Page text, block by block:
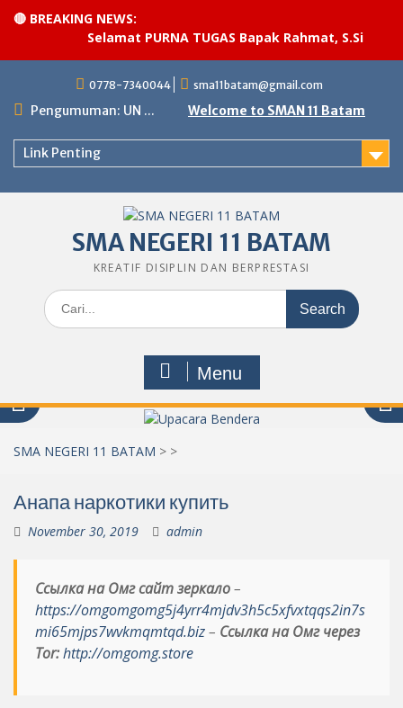
🔴 BREAKING NEWS:
Selamat PURNA TUGAS Bapak Rahmat, S.Si
content
0778-7340044 sma11batam@gmail.com
Pengumuman: UN ... Welcome to SMAN 11 Batam
Link Penting
SMA NEGERI 11 BATAM
KREATIF DISIPLIN DAN BERPRESTASI
Search
for:
Menu
SMA NEGERI 11 BATAM > >
Анапа наркотики купить
November 30, 2019 admin
Ссылка на Омг сайт зеркало–
https://omgomgomg5j4yrr4mjdv3h5c5xfvxtqqs2in7s
mi65mjps7wvkmqmtqd.biz– Ссылка на Омг через
Tor:http://omgomg.store